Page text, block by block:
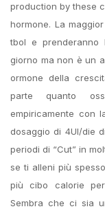
production by these
hormone. La
tbol e prenderanno
giorno ma non è un
ormone della
parte quanto
empiricamente con
dosaggio di 4UI/die
periodi di “Cut” in
se ti alleni più
più cibo calorie
Sembra che ci sia